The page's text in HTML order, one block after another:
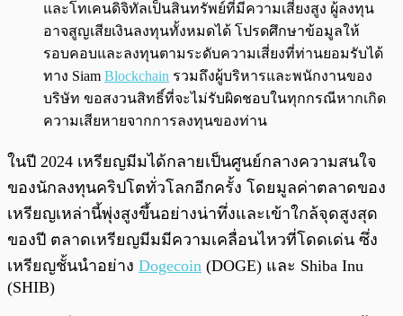
และโทเคนดิจิทัลเป็นสินทรัพย์ที่มีความเสี่ยงสูง ผู้ลงทุน
อาจสูญเสียเงินลงทุนทั้งหมดได้ โปรดศึกษาข้อมูลให้
รอบคอบและลงทุนตามระดับความเสี่ยงที่ท่านยอมรับได้
ทาง Siam Blockchain รวมถึงผู้บริหารและพนักงานของ
บริษัท ขอสงวนสิทธิ์ที่จะไม่รับผิดชอบในทุกกรณีหากเกิด
ความเสียหายจากการลงทุนของท่าน
ในปี 2024 เหรียญมีมได้กลายเป็นศูนย์กลางความสนใจ
ของนักลงทุนคริปโตทั่วโลกอีกครั้ง โดยมูลค่าตลาดของ
เหรียญเหล่านี้พุ่งสูงขึ้นอย่างน่าทึ่งและเข้าใกล้จุดสูงสุด
ของปี ตลาดเหรียญมีมมีความเคลื่อนไหวที่โดดเด่น ซึ่ง
เหรียญชั้นนำอย่าง Dogecoin (DOGE) และ Shiba Inu
(SHIB)